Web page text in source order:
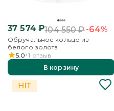
37 574₽104 550₽-64%
Обручальное кольцо из
белого золота
5.0 1 отзыв
В корзину